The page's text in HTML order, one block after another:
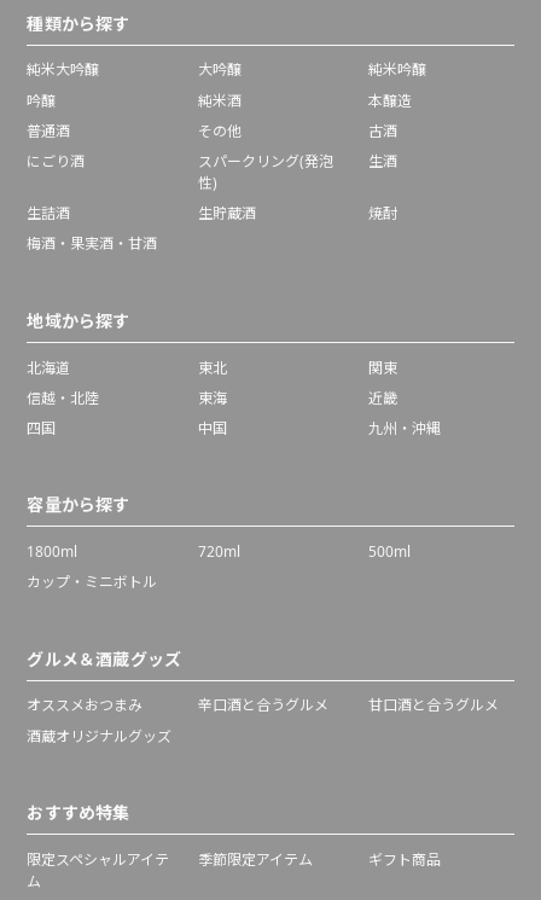
種類から探す
純米大吟醸 大吟醸
純米吟醸
吟醸
純米酒
本醸造
普通酒
その他
古酒
にごり酒
スパークリング(発泡
性)
生酒
生詰酒 生貯蔵酒
焼酎
梅酒・果実酒・甘酒
地域から探す
北海道 東北
関東
信越・北陸
東海
近畿
四国
中国 九州・沖縄
容量から探す
1800ml 720ml
500ml
カップ・ミニボトル
グルメ＆酒蔵グッズ
オススメおつまみ 辛口酒と合うグルメ
甘口酒と合うグルメ
酒蔵オリジナルグッズ
おすすめ特集
限定スペシャルアイテ
ム
季節限定アイテム ギフト商品